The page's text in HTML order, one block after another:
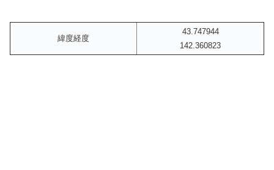
緯度経度
43.747944
142.360823